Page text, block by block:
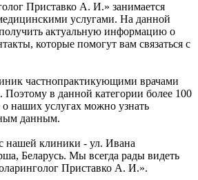
Приставко А. И.» занимается
услугами. На данной
актуальную информацию о
которые помогут вам связаться с
частнопрактикующими врачами
Поэтому в данной категории более 100
наших услугах можно узнать
данным.
нашей клиники - ул. Ивана
Беларусь. Мы всегда рады видеть
Приставко А. И.».